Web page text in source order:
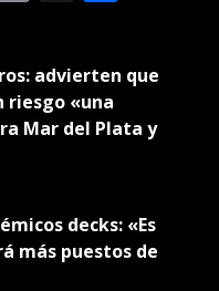
advierten que
riesgo «una
Mar del Plata y
decks: «Es
más puestos de